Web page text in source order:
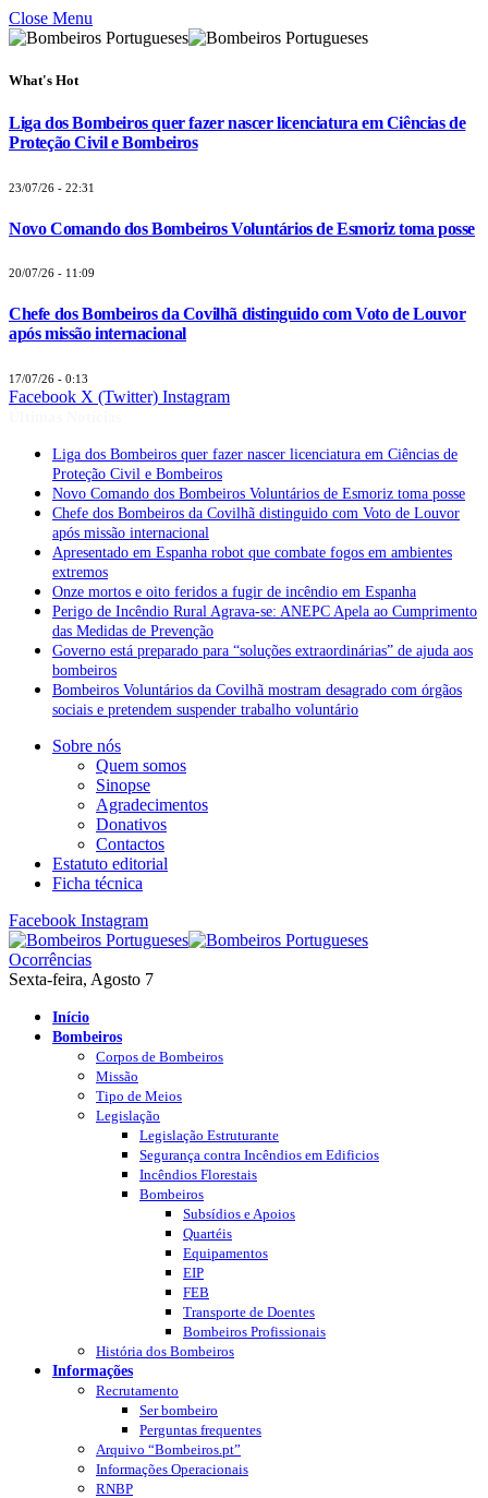
Close Menu
What's Hot
Liga dos Bombeiros quer fazer nascer licenciatura em Ciências de
Proteção Civil e Bombeiros
23/07/26 - 22:31
Novo Comando dos Bombeiros Voluntários de Esmoriz toma posse
20/07/26 - 11:09
Chefe dos Bombeiros da Covilhã distinguido com Voto de Louvor
após missão internacional
17/07/26 - 0:13
Facebook X (Twitter) Instagram
Liga dos Bombeiros quer fazer nascer licenciatura em Ciências de
Proteção Civil e Bombeiros
Novo Comando dos Bombeiros Voluntários de Esmoriz toma posse
Chefe dos Bombeiros da Covilhã distinguido com Voto de Louvor
após missão internacional
Apresentado em Espanha robot que combate fogos em ambientes
extremos
Onze mortos e oito feridos a fugir de incêndio em Espanha
Perigo de Incêndio Rural Agrava-se: ANEPC Apela ao Cumprimento
das Medidas de Prevenção
Governo está preparado para “soluções extraordinárias” de ajuda aos
bombeiros
Bombeiros Voluntários da Covilhã mostram desagrado com órgãos
sociais e pretendem suspender trabalho voluntário
Sobre nós
Quem somos
Sinopse
Agradecimentos
Donativos
Contactos
Estatuto editorial
Ficha técnica
Facebook Instagram
Ocorrências
Sexta-feira, Agosto 7
Início
Bombeiros
Corpos de Bombeiros
Missão
Tipo de Meios
Legislação
Legislação Estruturante
Segurança contra Incêndios em Edificios
Incêndios Florestais
Bombeiros
Subsídios e Apoios
Quartéis
Equipamentos
EIP
FEB
Transporte de Doentes
Bombeiros Profissionais
História dos Bombeiros
Informações
Recrutamento
Ser bombeiro
Perguntas frequentes
Arquivo “Bombeiros.pt”
Informações Operacionais
RNBP